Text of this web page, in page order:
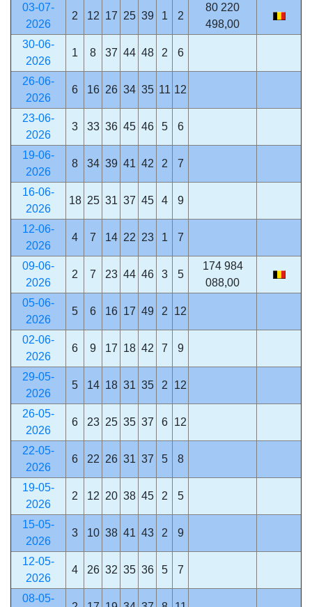
03-07-
2026
2 12 17 25 39 1 2
80 220
498,00
30-06-
2026
1 8 37 44 48 2 6
26-06-
2026
6 16 26 34 35 11 12
23-06-
2026
3 33 36 45 46 5 6
19-06-
2026
8 34 39 41 42 2 7
16-06-
2026
18 25 31 37 45 4 9
12-06-
2026
4 7 14 22 23 1 7
09-06-
2026
2 7 23 44 46 3 5
174 984
088,00
05-06-
2026
5 6 16 17 49 2 12
02-06-
2026
6 9 17 18 42 7 9
29-05-
2026
5 14 18 31 35 2 12
26-05-
2026
6 23 25 35 37 6 12
22-05-
2026
6 22 26 31 37 5 8
19-05-
2026
2 12 20 38 45 2 5
15-05-
2026
3 10 38 41 43 2 9
12-05-
2026
4 26 32 35 36 5 7
08-05-